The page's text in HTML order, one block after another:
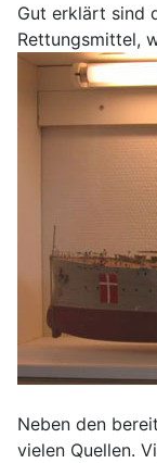
Gut erklärt sind
Rettungsmittel,
Neben den
vielen Quellen.